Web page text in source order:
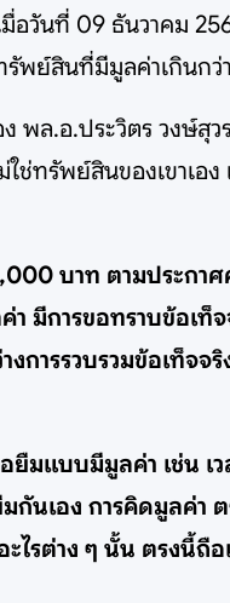
อวันที่ 09 ธันวาคม
รัพย์สินที่มีมูลค่าเกินก
พล.อ.ประวิตร วงษ์
ทรัพย์สินของเขาเอง
บาท ตามประกาศ
า มีการขอทราบข้อเ
การรวบรวมข้อเท็จ
แบบมีมูลค่า เช่น เวล
นเอง การคิดมูลค่า
อะไรต่าง ๆ นั้น ตรงนี้